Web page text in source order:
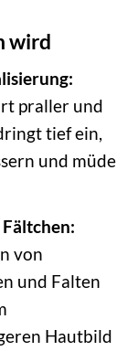
wird
praller und
tief ein,
und müde
von
und Falten
Hautbild